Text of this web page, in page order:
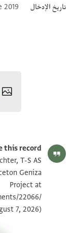
تاريخ الإدخال
2019
T-S AS 152.222 1v
بيان أذونات الصورة
this record:
T-S AS
Geniza
Project at
22066/
7, 2026).